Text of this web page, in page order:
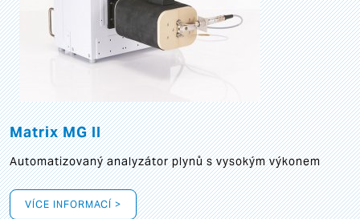
Matrix MG II
Automatizovaný analyzátor plynů s vysokým výkonem
VÍCE INFORMACÍ >